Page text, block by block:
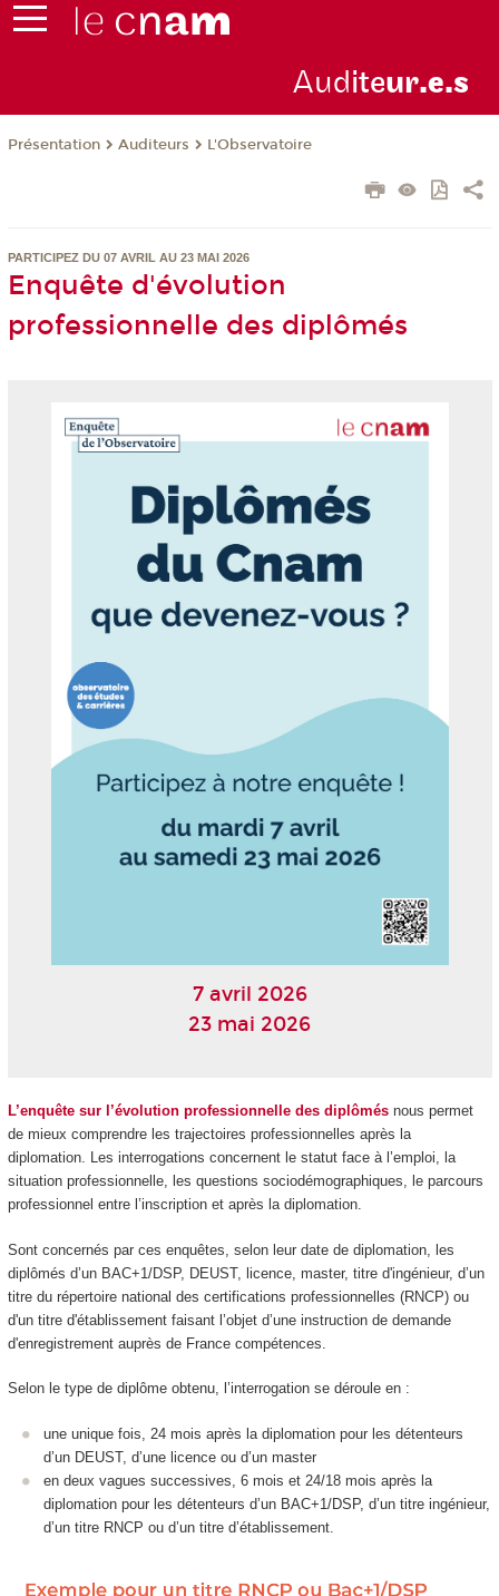
Auditeur.e.s
Présentation Auditeurs L'Observatoire
PARTICIPEZ DU 07 AVRIL AU 23 MAI 2026
Enquête d'évolution
professionnelle des diplômés
7 avril 2026
23 mai 2026
L’enquête sur l’évolution professionnelle des diplômésnous permet
de mieux comprendre les trajectoires professionnelles après la
diplomation. Les interrogations concernent le statut face à l’emploi, la
situation professionnelle, les questions sociodémographiques, le parcours
professionnel entre l’inscription et après la diplomation.
Sont concernés par ces enquêtes, selon leur date de diplomation, les
diplômés d’un BAC+1/DSP, DEUST, licence, master, titre d'ingénieur, d’un
titre du répertoire national des certifications professionnelles (RNCP) ou
d'un titre d'établissement faisant l’objet d’une instruction de demande
d'enregistrement auprès de France compétences.
Selon le type de diplôme obtenu, l’interrogation se déroule en :
une unique fois, 24 mois après la diplomation pour les détenteurs
d’un DEUST, d’une licence ou d’un master
en deux vagues successives, 6 mois et 24/18 mois après la
diplomation pour les détenteurs d’un BAC+1/DSP, d’un titre ingénieur,
d’un titre RNCP ou d’un titre d’établissement.